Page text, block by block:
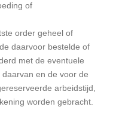
of
order geheel of
daarvoor bestelde of
met de eventuele
en de voor de
arbeidstijd,
worden gebracht.